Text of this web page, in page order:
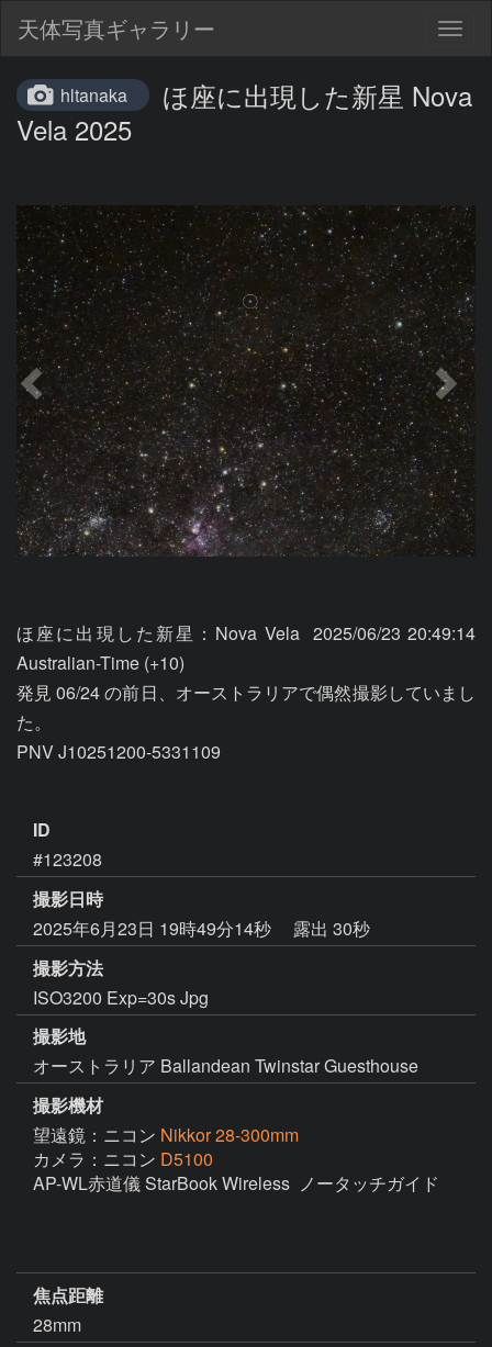
天体写真ギャラリー
hltanaka
ほ座に出現した新星 Nova
Vela 2025
ほ座に出現した新星：Nova Vela  2025/06/23 20:49:14
Australian-Time (+10)
発見 06/24 の前日、オーストラリアで偶然撮影していまし
た。
PNV J10251200-5331109
ID
#123208
撮影日時
2025年6月23日 19時49分14秒
露出 30秒
撮影方法
ISO3200 Exp=30s Jpg
撮影地
オーストラリア Ballandean Twinstar Guesthouse
撮影機材
望遠鏡：ニコン Nikkor 28-300mm
カメラ：ニコン D5100
AP-WL赤道儀 StarBook Wireless  ノータッチガイド
焦点距離
28mm